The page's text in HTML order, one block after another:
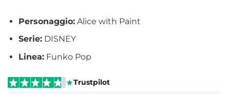
Personaggio:Alice with Paint
Serie:DISNEY
Linea:Funko Pop
Trustpilot